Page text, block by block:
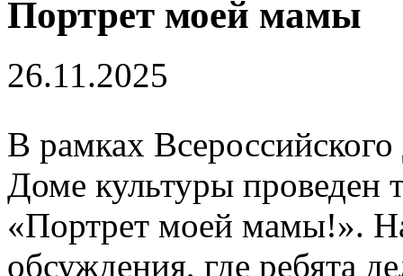
Портрет моей мамы
26.11.2025
В рамках
Доме культуры проведен
«Портрет моей мамы!».
обсуждения, где ребята